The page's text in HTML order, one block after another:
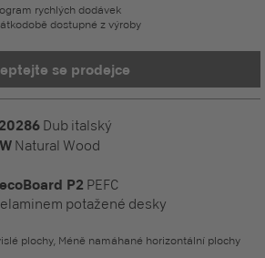
rychlých dodávek
dostupné z výroby
se prodejce
Dub italský
Natural Wood
P2 PEFC
potažené desky
plochy, Méně namáhané horizontální plochy